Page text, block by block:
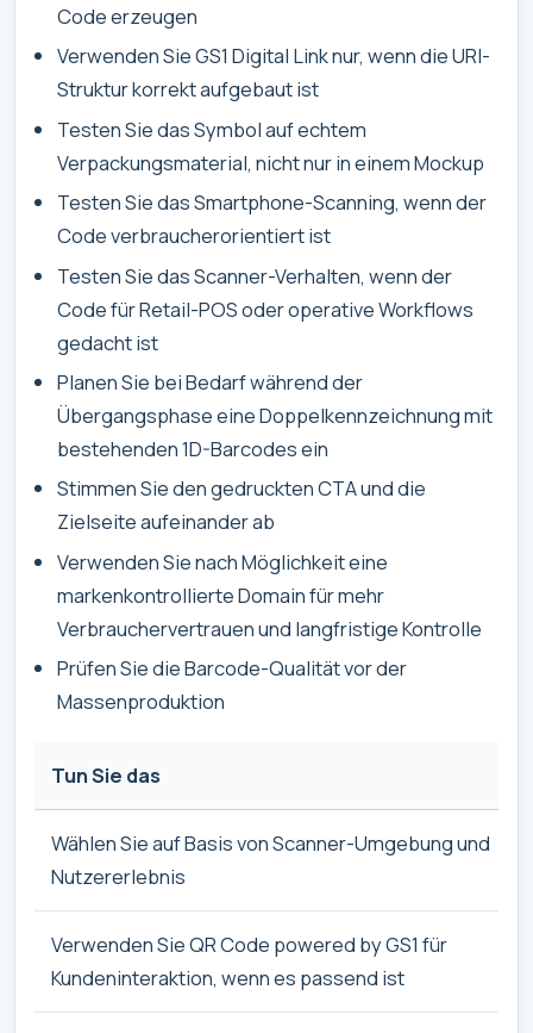
Code erzeugen
Verwenden Sie GS1 Digital Link nur, wenn die URI-
Struktur korrekt aufgebaut ist
Testen Sie das Symbol auf echtem
Verpackungsmaterial, nicht nur in einem Mockup
Testen Sie das Smartphone-Scanning, wenn der
Code verbraucherorientiert ist
Testen Sie das Scanner-Verhalten, wenn der
Code für Retail-POS oder operative Workflows
gedacht ist
Planen Sie bei Bedarf während der
Übergangsphase eine Doppelkennzeichnung mit
bestehenden 1D-Barcodes ein
Stimmen Sie den gedruckten CTA und die
Zielseite aufeinander ab
Verwenden Sie nach Möglichkeit eine
markenkontrollierte Domain für mehr
Verbrauchervertrauen und langfristige Kontrolle
Prüfen Sie die Barcode-Qualität vor der
Massenproduktion
Tun Sie das
Wählen Sie auf Basis von Scanner-Umgebung und
Nutzererlebnis
Verwenden Sie QR Code powered by GS1 für
Kundeninteraktion, wenn es passend ist